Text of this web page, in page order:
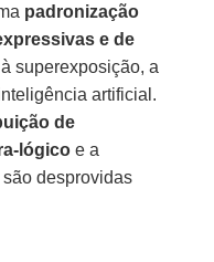
padronização
e de
superexposição, a
artificial.
de
lógico e a
desprovidas